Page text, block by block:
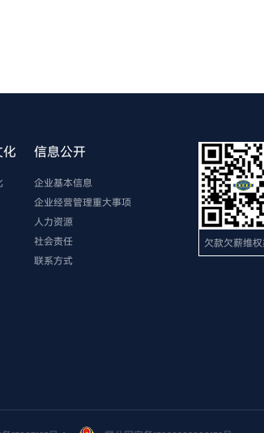
化 信息公开
企业基本信息
企业经营管理重大事项
人力资源
社会责任
联系方式
欠款欠薪维